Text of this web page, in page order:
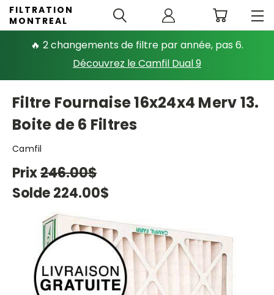
🔥 2 changements de filtre par année, pas 6.
Découvrez le Camfil Dual 9
FILTRATION
MONTREAL
Filtre Fournaise 16x24x4 Merv 13.
Boite de 6 Filtres
Camfil
Prix246.00$
Solde224.00$